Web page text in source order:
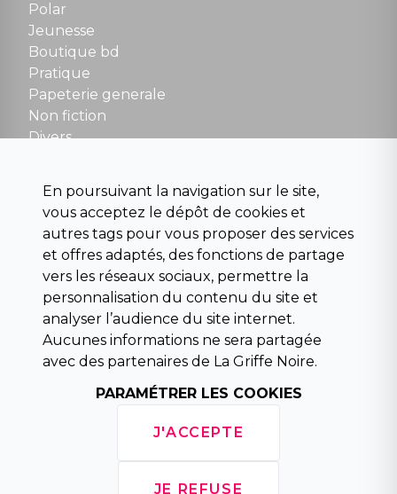
Fermé le dimanche en Juillet et Août
NOUS CONTACTER
contact@la-griffe-noire.com
Polar
Jeunesse
Boutique bd
Pratique
Papeterie generale
Non fiction
Divers
Para scolaire
Histoire
Pochoteque
Pleiade
INFORMATIONS
Droit de rétractation
Conditions générales de vente
Mentions légales
Horaires d'ouverture
En poursuivant la navigation sur le site,
vous acceptez le dépôt de cookies et
autres tags pour vous proposer des services
et offres adaptés, des fonctions de partage
vers les réseaux sociaux, permettre la
personnalisation du contenu du site et
analyser l’audience du site internet.
Aucunes informations ne sera partagée
avec des partenaires de La Griffe Noire.
PARAMÉTRER LES COOKIES
J'ACCEPTE
JE REFUSE